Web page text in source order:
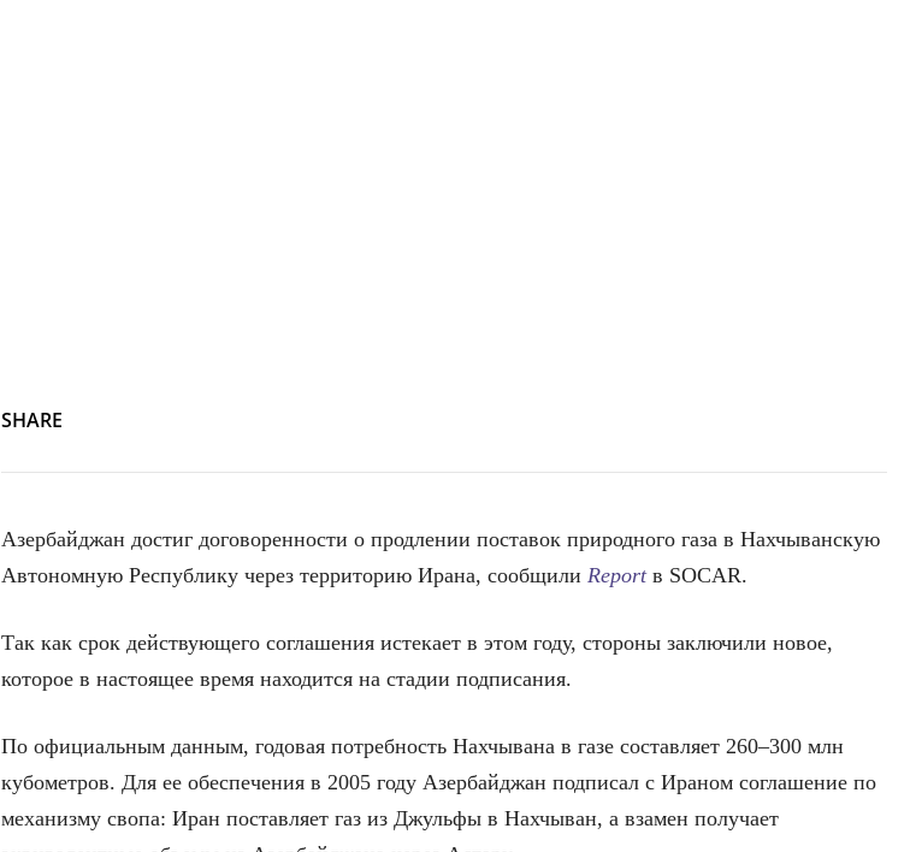
SHARE
Азербайджан достиг договоренности о продлении поставок природного газа в Нахчыванскую
Автономную Республику через территорию Ирана, сообщили Reportв SOCAR.
Так как срок действующего соглашения истекает в этом году, стороны заключили новое,
которое в настоящее время находится на стадии подписания.
По официальным данным, годовая потребность Нахчывана в газе составляет 260–300 млн
кубометров. Для ее обеспечения в 2005 году Азербайджан подписал с Ираном соглашение по
механизму свопа: Иран поставляет газ из Джульфы в Нахчыван, а взамен получает